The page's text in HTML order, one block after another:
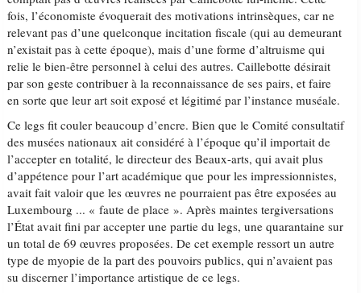
fois, l’économiste évoquerait des motivations intrinsèques, car ne
relevant pas d’une quelconque incitation fiscale (qui au demeurant
n’existait pas à cette époque), mais d’une forme d’altruisme qui
relie le bien-être personnel à celui des autres. Caillebotte désirait
par son geste contribuer à la reconnaissance de ses pairs, et faire
en sorte que leur art soit exposé et légitimé par l’instance muséale.
Ce legs fit couler beaucoup d’encre. Bien que le Comité consultatif
des musées nationaux ait considéré à l’époque qu’il importait de
l’accepter en totalité, le directeur des Beaux-arts, qui avait plus
d’appétence pour l’art académique que pour les impressionnistes,
avait fait valoir que les œuvres ne pourraient pas être exposées au
Luxembourg ... « faute de place ». Après maintes tergiversations
l’État avait fini par accepter une partie du legs, une quarantaine sur
un total de 69 œuvres proposées. De cet exemple ressort un autre
type de myopie de la part des pouvoirs publics, qui n’avaient pas
su discerner l’importance artistique de ce legs.